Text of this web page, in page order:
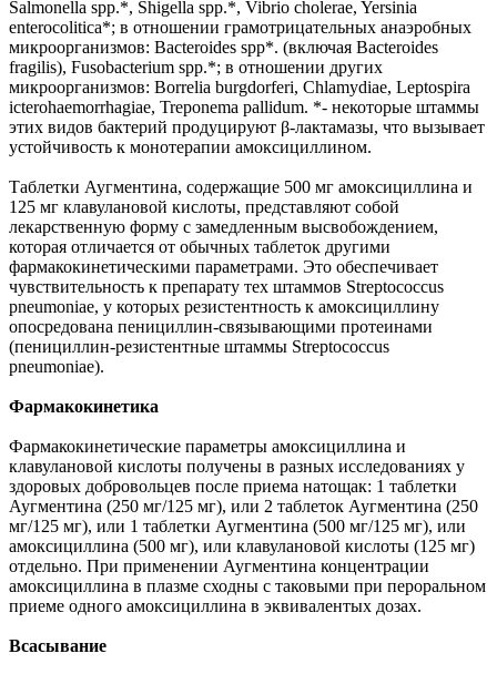
Salmonella spp.*, Shigella spp.*, Vibrio cholerae, Yersinia
enterocolitica*; в отношении грамотрицательных анаэробных
микроорганизмов: Bacteroides spp*. (включая Bacteroides
fragilis), Fusobacterium spp.*; в отношении других
микроорганизмов: Borrelia burgdorferi, Chlamydiae, Leptospira
icterohaemorrhagiae, Treponema pallidum. *- некоторые штаммы
этих видов бактерий продуцируют β-лактамазы, что вызывает
устойчивость к монотерапии амоксициллином.
Таблетки Аугментина, содержащие 500 мг амоксициллина и
125 мг клавулановой кислоты, представляют собой
лекарственную форму с замедленным высвобождением,
которая отличается от обычных таблеток другими
фармакокинетическими параметрами. Это обеспечивает
чувствительность к препарату тех штаммов Streptococcus
pneumoniae, у которых резистентность к амоксициллину
опосредована пенициллин-связывающими протеинами
(пенициллин-резистентные штаммы Streptococcus
pneumoniae).
Фармакокинетика
Фармакокинетические параметры амоксициллина и
клавулановой кислоты получены в разных исследованиях у
здоровых добровольцев после приема натощак: 1 таблетки
Аугментина (250 мг/125 мг), или 2 таблеток Аугментина (250
мг/125 мг), или 1 таблетки Аугментина (500 мг/125 мг), или
амоксициллина (500 мг), или клавулановой кислоты (125 мг)
отдельно. При применении Аугментина концентрации
амоксициллина в плазме сходны с таковыми при пероральном
приеме одного амоксициллина в эквивалентых дозах.
Всасывание